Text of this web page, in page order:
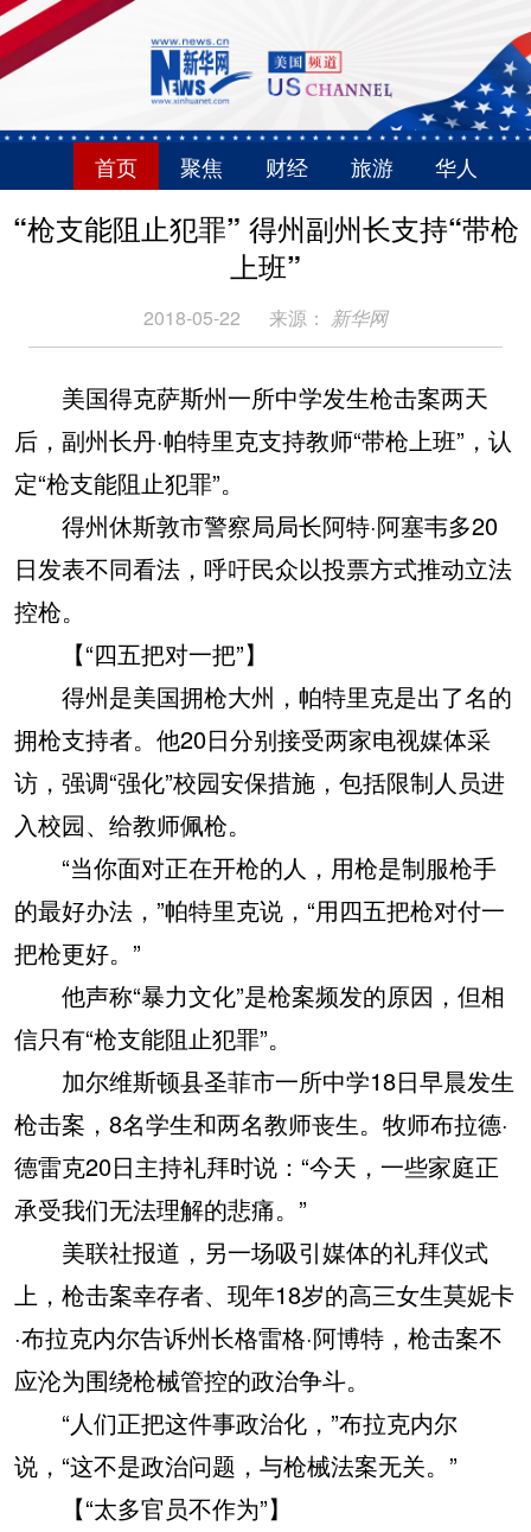
首页 聚焦 财经 旅游 华人
“枪支能阻止犯罪” 得州副州长支持“带枪
上班”
2018-05-22 来源： 新华网
美国得克萨斯州一所中学发生枪击案两天
后，副州长丹·帕特里克支持教师“带枪上班”，认
定“枪支能阻止犯罪”。
得州休斯敦市警察局局长阿特·阿塞韦多20
日发表不同看法，呼吁民众以投票方式推动立法
控枪。
【“四五把对一把”】
得州是美国拥枪大州，帕特里克是出了名的
拥枪支持者。他20日分别接受两家电视媒体采
访，强调“强化”校园安保措施，包括限制人员进
入校园、给教师佩枪。
“当你面对正在开枪的人，用枪是制服枪手
的最好办法，”帕特里克说，“用四五把枪对付一
把枪更好。”
他声称“暴力文化”是枪案频发的原因，但相
信只有“枪支能阻止犯罪”。
加尔维斯顿县圣菲市一所中学18日早晨发生
枪击案，8名学生和两名教师丧生。牧师布拉德·
德雷克20日主持礼拜时说：“今天，一些家庭正
承受我们无法理解的悲痛。”
美联社报道，另一场吸引媒体的礼拜仪式
上，枪击案幸存者、现年18岁的高三女生莫妮卡
·布拉克内尔告诉州长格雷格·阿博特，枪击案不
应沦为围绕枪械管控的政治争斗。
“人们正把这件事政治化，”布拉克内尔
说，“这不是政治问题，与枪械法案无关。”
【“太多官员不作为”】